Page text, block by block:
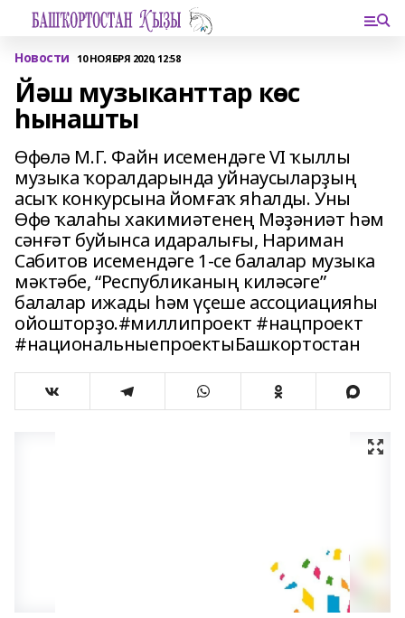
Новости 10 НОЯБРЯ 2020, 12:58
Йәш музыканттар көс
һынашты
Өфөлә М.Г. Файн исемендәге VI ҡыллы
музыка ҡоралдарында уйнаусыларҙың
асыҡ конкурсына йомғаҡ яһалды. Уны
Өфө ҡалаһы хакимиәтенең Мәҙәниәт һәм
сәнғәт буйынса идаралығы, Нариман
Сабитов исемендәге 1-се балалар музыка
мәктәбе, “Республиканың киләсәге”
балалар ижады һәм үҫеше ассоциацияһы
ойошторҙо.#миллипроект #нацпроект
#национальныепроектыБашкортостан